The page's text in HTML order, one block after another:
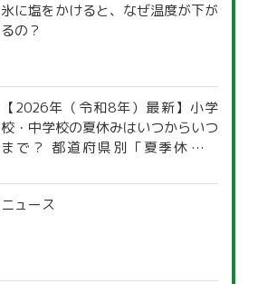
氷に塩をかけると、なぜ温度が下が
るの？
【2026年（令和8年）最新】小学
校・中学校の夏休みはいつからいつ
まで？ 都道府県別「夏季休暇一
ニュース